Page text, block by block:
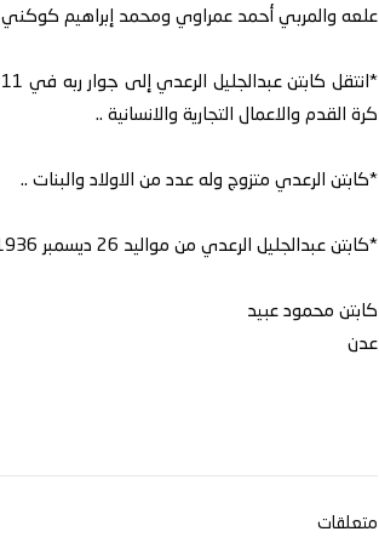
علعه والمربي أحمد عمراوي ومحمد إبراهيم كوكني
كرة القدم والاعمال التجارية والانسانية ..
*كابتن الرعدي متزوج وله عدد من الاولاد والبنات ..
*كابتن عبدالجليل الرعدي من مواليد 26 ديسمبر 1936م في التواهي – عدن ..
كابتن محمود عبيد
عدن
متعلقات